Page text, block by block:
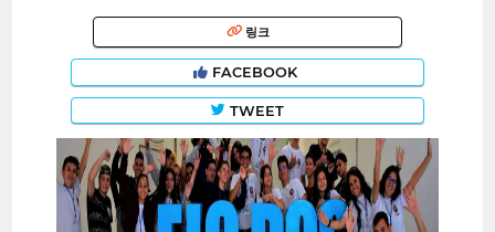
링크
FACEBOOK
TWEET